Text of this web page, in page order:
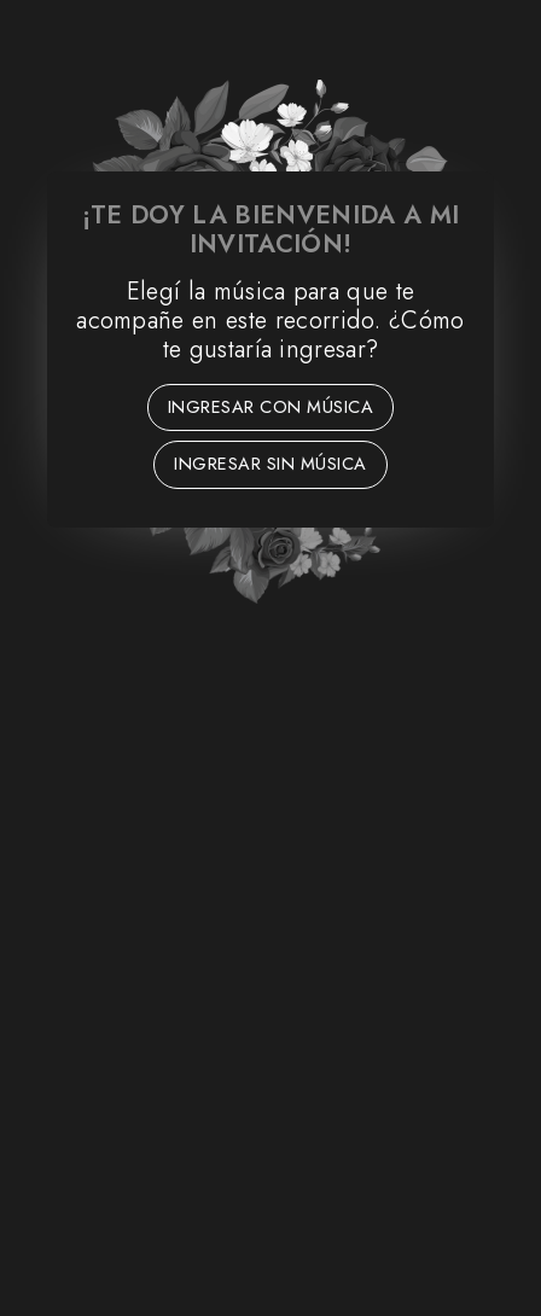
12 • 09 • 2026
Cecilia
¡MIS 15 AÑOS!
34
DÍAS
11
HORAS
59
MIN
26
SEG
¡TE DOY LA BIENVENIDA A MI
INVITACIÓN!
Elegí la música para que te
acompañe en este recorrido. ¿Cómo
te gustaría ingresar?
INGRESAR CON MÚSICA
INGRESAR SIN MÚSICA